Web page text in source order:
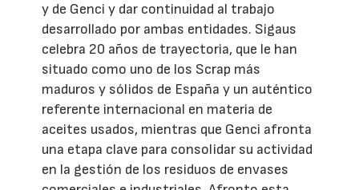
y de Genci y dar continuidad al trabajo
desarrollado por ambas entidades. Sigaus
celebra 20 años de trayectoria, que le han
situado como uno de los Scrap más
maduros y sólidos de España y un auténtico
referente internacional en materia de
aceites usados, mientras que Genci afronta
una etapa clave para consolidar su actividad
en la gestión de los residuos de envases